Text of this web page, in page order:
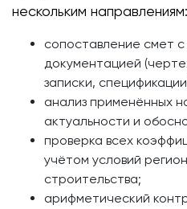
нескольким направлениям:
сопоставление смет
документацией
записки,
анализ применённых
актуальности и
проверка всех
учётом условий
строительства;
арифметический